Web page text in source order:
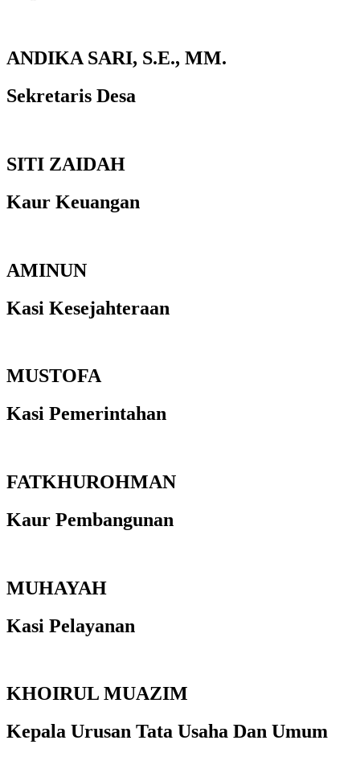
ANDIKA SARI, S.E., MM.
Sekretaris Desa
SITI ZAIDAH
Kaur Keuangan
AMINUN
Kasi Kesejahteraan
MUSTOFA
Kasi Pemerintahan
FATKHUROHMAN
Kaur Pembangunan
MUHAYAH
Kasi Pelayanan
KHOIRUL MUAZIM
Kepala Urusan Tata Usaha Dan Umum